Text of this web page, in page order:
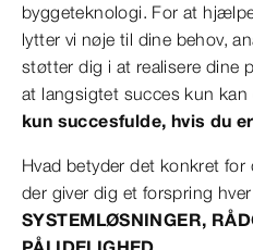
byggeteknologi. For at
lytter vi nøje til dine behov,
støtter dig i at realisere dine
at langsigtet succes kun kan
kun succesfulde, hvis du
Hvad betyder det konkret for
der giver dig et forspring
SYSTEMLØSNINGER,